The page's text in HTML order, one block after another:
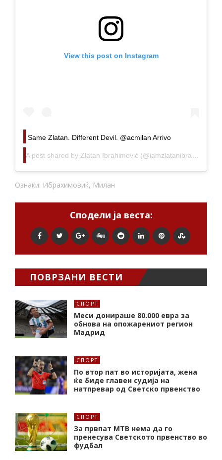
View this post on Instagram
Same Zlatan. Different Devil. @acmilan Arrivo
A post shared by Zlatan Ibrahimović (@iamzlatanibrahimovic) on
Ознаки: Ибрахимовиќ, Милан
Сподели ја веста:
ПОВРЗАНИ ВЕСТИ
СПОРТ
Меси донираше 80.000 евра за
обнова на опожарениот регион
Мадрид
СПОРТ
По втор пат во историјата, жена
ќе биде главен судија на
натпревар од Светско првенство
СПОРТ
За првпат МТВ нема да го
пренесува Светското првенство во
фудбал